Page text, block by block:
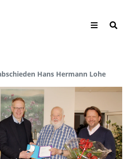
Hans Hermann Lohe